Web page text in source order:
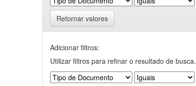
Retornar valores
Adicionar filtros:
Utilizar filtros para refinar o resultado de busca.